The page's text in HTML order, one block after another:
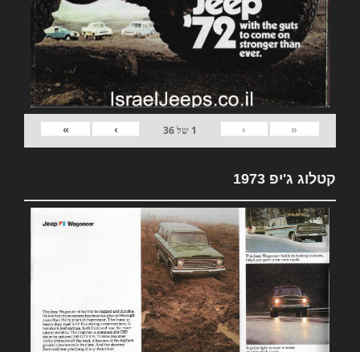
«
‹
1 של36
›
»
קטלוג ג'יפ 1973